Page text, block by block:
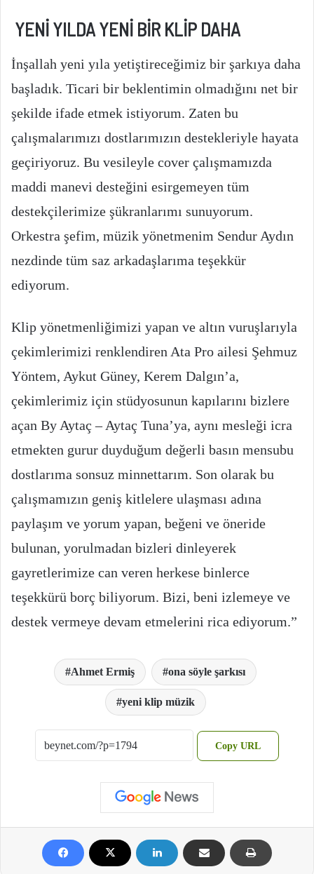
YENİ YILDA YENİ BİR KLİP DAHA
İnşallah yeni yıla yetiştireceğimiz bir şarkıya daha
başladık. Ticari bir beklentimin olmadığını net bir
şekilde ifade etmek istiyorum. Zaten bu
çalışmalarımızı dostlarımızın destekleriyle hayata
geçiriyoruz. Bu vesileyle cover çalışmamızda
maddi manevi desteğini esirgemeyen tüm
destekçilerimize şükranlarımı sunuyorum.
Orkestra şefim, müzik yönetmenim Sendur Aydın
nezdinde tüm saz arkadaşlarıma teşekkür
ediyorum.
Klip yönetmenliğimizi yapan ve altın vuruşlarıyla
çekimlerimizi renklendiren Ata Pro ailesi Şehmuz
Yöntem, Aykut Güney, Kerem Dalgın’a,
çekimlerimiz için stüdyosunun kapılarını bizlere
açan By Aytaç – Aytaç Tuna’ya, aynı mesleği icra
etmekten gurur duyduğum değerli basın mensubu
dostlarıma sonsuz minnettarım. Son olarak bu
çalışmamızın geniş kitlelere ulaşması adına
paylaşım ve yorum yapan, beğeni ve öneride
bulunan, yorulmadan bizleri dinleyerek
gayretlerimize can veren herkese binlerce
teşekkürü borç biliyorum. Bizi, beni izlemeye ve
destek vermeye devam etmelerini rica ediyorum.”
Ahmet Ermiş ona söyle şarkısı
yeni klip müzik
Copy URL